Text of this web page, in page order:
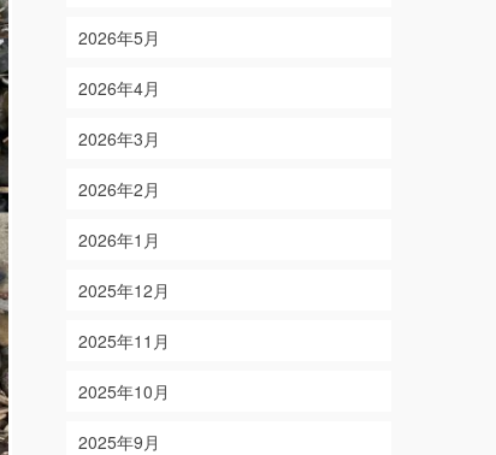
2026年5月
2026年4月
2026年3月
2026年2月
2026年1月
2025年12月
2025年11月
2025年10月
2025年9月